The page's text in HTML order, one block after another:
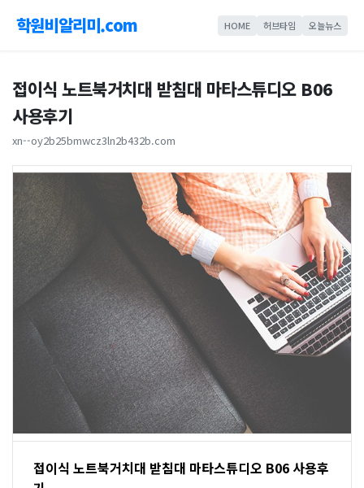
학원비알리미.com HOME 허브타임 오늘뉴스
접이식 노트북거치대 받침대 마타스튜디오 B06
사용후기
xn--oy2b25bmwcz3ln2b432b.com
접이식 노트북거치대 받침대 마타스튜디오 B06 사용후